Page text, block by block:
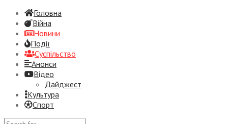
Головна
Війна
Новини
Події
Суспiльство
Анонси
Відео
Дайджест
Культура
Спорт